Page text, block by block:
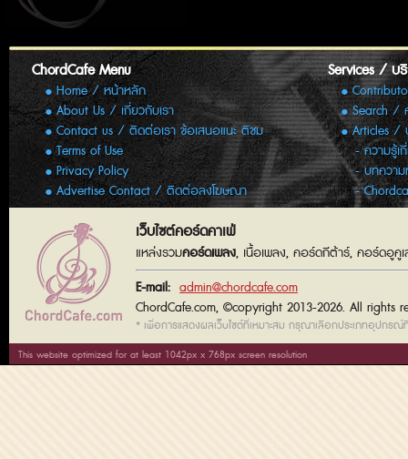
ChordCafe Menu
Home / หน้าหลัก
About Us / เกี่ยวกับเรา
Contact us / ติดต่อเรา ข้อเสนอแนะ ติชม
Terms of Use
Privacy Policy
Advertise Contact / ติดต่อลงโฆษณา
Services / บ
Search /
Articles /
ความรู้
บทความ
เว็บไซต์คอร์ดคาเฟ่
แหล่งรวมคอร์ดเพลง, เนื้อเพลง, คอร์ดกีต้าร์, คอร์ดอูคู
E-mail: admin@chordcafe.com
ChordCafe.com, ©copyright 2013-2026. All rights
* เพื่อการแสดงผลเว็บไซต์ที่เหมาะสม กรุณาเลือกประเภทอุปกรณ์
This website optimized for at least 1042px x 768px screen resolution